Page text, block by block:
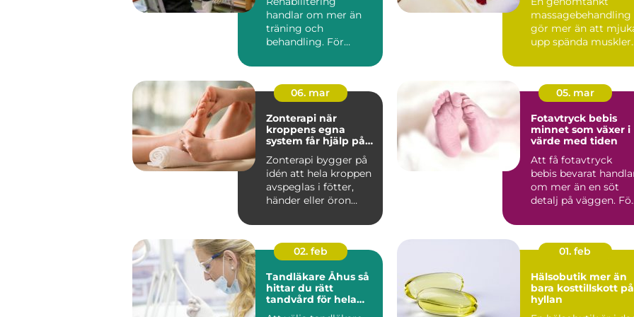
handlar om mer än
träning och
behandling. För
rehab vägen tillbaka...
hela kroppen
massagebehandling
gör mer än att
upp spända muskler.
stressnivåer,...
06. mar
Zonterapi när
kroppens egna
system får hjälp på
Zonterapi bygger på
idén att hela kroppen
avspeglas i fötter,
händer eller öron
05. mar
Fotavtryck bebis
minnet som växer i
värde med tiden
Att få fotavtryck
bebis bevarat
om mer än en söt
detalj på väggen. För
02. feb
Tandläkare Åhus så
hittar du rätt
tandvård för hela
01. feb
Hälsobutik mer än
bara kosttillskott på
hyllan